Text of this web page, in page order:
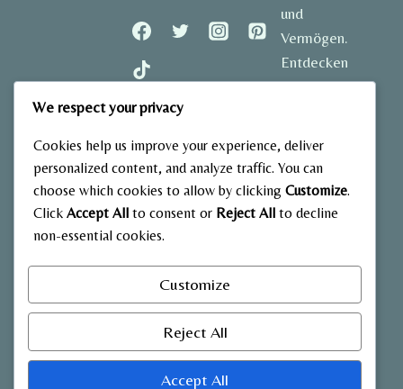
und
Vermögen.
Entdecken
Sie
und aktuelle
Einblicke in
das Leben
Deutschlands.
We respect your privacy
Cookies help us improve your experience, deliver
personalized content, and analyze traffic. You can
choose which cookies to allow by clicking Customize.
Click Accept All to consent or Reject All to decline
non-essential cookies.
Customize
Reject All
Accept All